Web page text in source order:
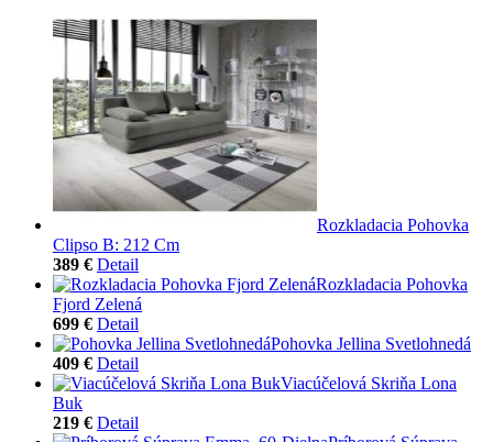
Rozkladacia Pohovka
Clipso B: 212 Cm
389 € Detail
Rozkladacia Pohovka
Fjord Zelená
699 € Detail
Pohovka Jellina Svetlohnedá
409 € Detail
Viacúčelová Skriňa Lona
Buk
219 € Detail